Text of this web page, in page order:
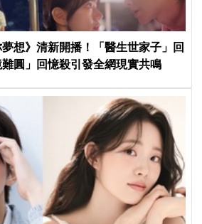
想》清新開播！「醫生世家子」回
圓」回憶殺引發全網現實共鳴